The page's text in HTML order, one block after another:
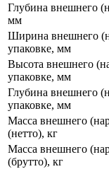
Глубина внешнего
мм
Ширина внешнего
упаковке, мм
Высота внешнего
упаковке, мм
Глубина внешнего
упаковке, мм
Масса внешнего
(нетто), кг
Масса внешнего
(брутто), кг